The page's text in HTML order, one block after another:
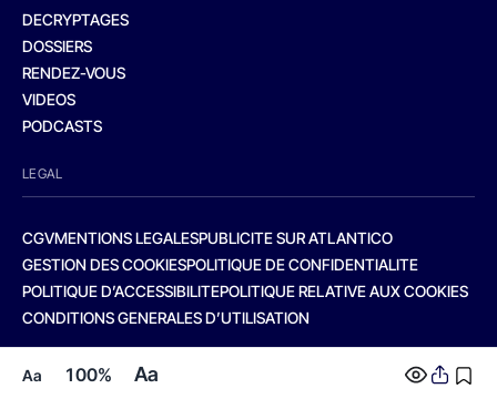
Aa 100% Aa
DECRYPTAGES
DOSSIERS
RENDEZ-VOUS
VIDEOS
PODCASTS
LEGAL
CGVMENTIONS LEGALESPUBLICITE SUR ATLANTICO
GESTION DES COOKIESPOLITIQUE DE CONFIDENTIALITE
POLITIQUE D’ACCESSIBILITEPOLITIQUE RELATIVE AUX COOKIES
CONDITIONS GENERALES D’UTILISATION